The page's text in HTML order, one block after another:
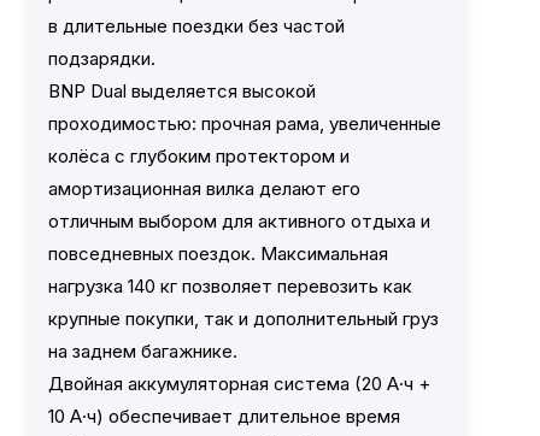
в длительные поездки без частой
подзарядки.
BNP Dual выделяется высокой
проходимостью: прочная рама, увеличенные
колёса с глубоким протектором и
амортизационная вилка делают его
отличным выбором для активного отдыха и
повседневных поездок. Максимальная
нагрузка 140 кг позволяет перевозить как
крупные покупки, так и дополнительный груз
на заднем багажнике.
Двойная аккумуляторная система (20 А·ч +
10 А·ч) обеспечивает длительное время